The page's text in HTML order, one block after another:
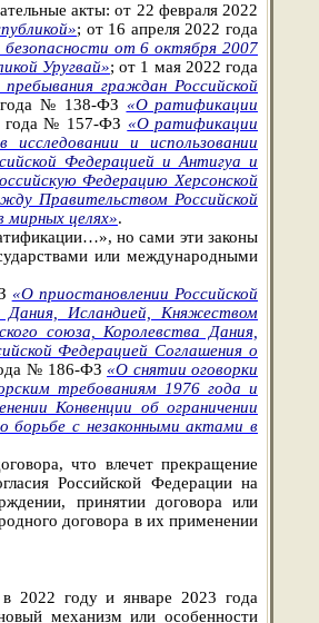
акты: от 22 февраля 2022
; от 16 апреля 2022 года
от 6 октября 2007
Уругвай»; от 1 мая 2022 года
граждан Российской
№ 138-ФЗ «О ратификации
года № 157-ФЗ «О ратификации
и использовании
Федерацией и Антигуа и
Федерацию Херсонской
Правительством Российской
мирных целях».
но сами эти законы
или международными
«О приостановлении Российской
Дания, Исландией, Княжеством
союза, Королевства Дания,
Федерацией Соглашения о
№ 186-ФЗ«О снятии оговорки
требованиям 1976 года и
Конвенции об ограничении
борьбе с незаконными актами в
что влечет прекращение
Российской Федерации на
принятии договора или
договора в их применении
2022 году и январе 2023 года
механизм или особенности